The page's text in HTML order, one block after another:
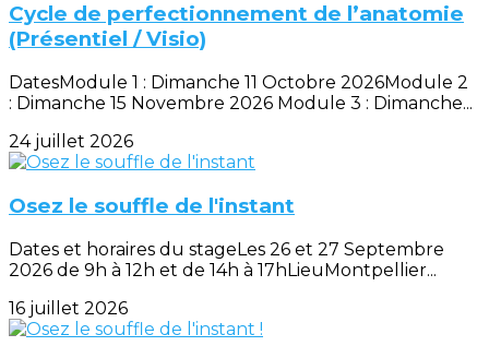
Cycle de perfectionnement de l’anatomie
(Présentiel / Visio)
DatesModule 1 : Dimanche 11 Octobre 2026Module 2
: Dimanche 15 Novembre 2026 Module 3 : Dimanche...
24 juillet 2026
Osez le souffle de l'instant
Dates et horaires du stageLes 26 et 27 Septembre
2026 de 9h à 12h et de 14h à 17hLieuMontpellier...
16 juillet 2026